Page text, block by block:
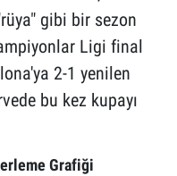
gibi bir sezon
Ligi final
2-1 yenilen
bu kez kupayı
Grafiği